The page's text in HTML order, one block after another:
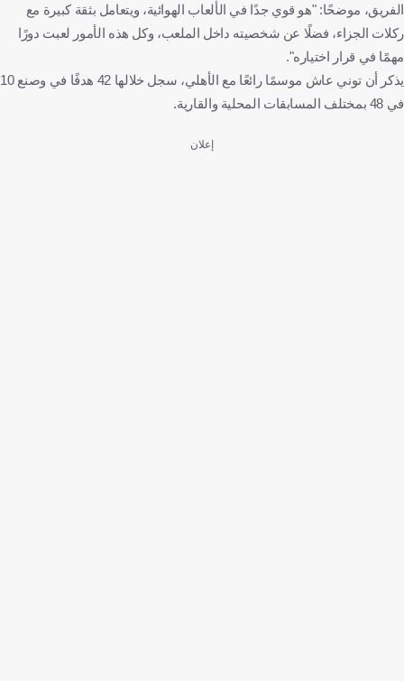
الفريق، موضحًا: "هو قوي جدًا في الألعاب الهوائية، ويتعامل بثقة كبيرة مع
ركلات الجزاء، فضلًا عن شخصيته داخل الملعب، وكل هذه الأمور لعبت دورًا
مهمًا في قرار اختياره".
يذكر أن توني عاش موسمًا رائعًا مع الأهلي، سجل خلالها 42 هدفًا في وصنع 10
في 48 بمختلف المسابقات المحلية والقارية.
إعلان